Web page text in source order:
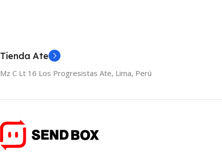
30oz / 890ml
derrames
MATERIAL
Tienda Ate
Mz C Lt 16 Los Progresistas Ate, Lima, Perú